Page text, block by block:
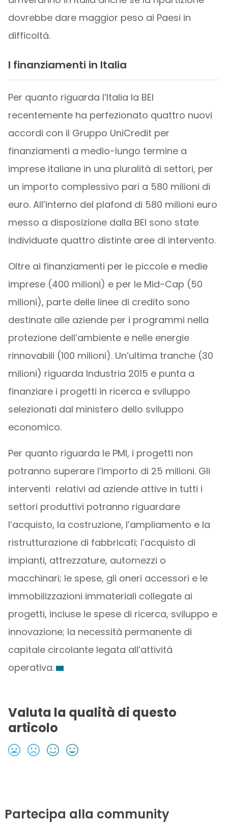
dovrebbe dare maggior peso ai Paesi in
difficoltà.
I finanziamenti in Italia
Per quanto riguarda l’Italia la BEI
recentemente ha perfezionato quattro nuovi
accordi con il Gruppo UniCredit per
finanziamenti a medio-lungo termine a
imprese italiane in una pluralità di settori, per
un importo complessivo pari a 580 milioni di
euro. All’interno del plafond di 580 milioni euro
messo a disposizione dalla BEI sono state
individuate quattro distinte aree di intervento.
Oltre ai finanziamenti per le piccole e medie
imprese (400 milioni) e per le Mid-Cap (50
milioni), parte delle linee di credito sono
destinate alle aziende per i programmi nella
protezione dell’ambiente e nelle energie
rinnovabili (100 milioni). Un’ultima tranche (30
milioni) riguarda Industria 2015 e punta a
finanziare i progetti in ricerca e sviluppo
selezionati dal ministero dello sviluppo
economico.
Per quanto riguarda le PMI, i progetti non
potranno superare l’importo di 25 milioni. Gli
interventi relativi ad aziende attive in tutti i
settori produttivi potranno riguardare
l’acquisto, la costruzione, l’ampliamento e la
ristrutturazione di fabbricati; l’acquisto di
impianti, attrezzature, automezzi o
macchinari; le spese, gli oneri accessori e le
immobilizzazioni immateriali collegate ai
progetti, incluse le spese di ricerca, sviluppo e
innovazione; la necessità permanente di
capitale circolante legata all’attività
operativa.
Valuta la qualità di questo
articolo
Partecipa alla community